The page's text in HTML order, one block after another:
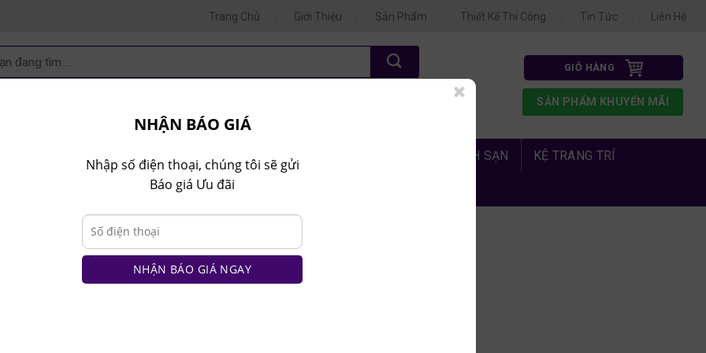
Trang Chủ Giới Thiệu Sản Phẩm Thiết Kế Thi Công Tin Tức Liên Hệ
0935.435.286
GIỎ HÀNG
SẢN PHẨM KHUYẾN MÃI
NT VĂN PHÒNG NT TRẺ EM COMBO PHÒNG NGỦ KHÁCH SẠN KỆ TRANG TRÍ
VÁCH NGĂN PK VÁCH ỐP TƯỜNG
1m20 hiện đại GTE01
NHẬN BÁO GIÁ
Nhập số điện thoại, chúng tôi sẽ gửi
Báo giá Ưu đãi
NHẬN BÁO GIÁ NGAY